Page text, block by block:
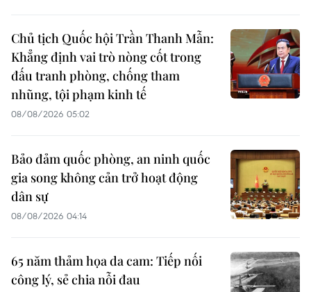
Chủ tịch Quốc hội Trần Thanh Mẫn:
Khẳng định vai trò nòng cốt trong
đấu tranh phòng, chống tham
nhũng, tội phạm kinh tế
08/08/2026 05:02
Bảo đảm quốc phòng, an ninh quốc
gia song không cản trở hoạt động
dân sự
08/08/2026 04:14
65 năm thảm họa da cam: Tiếp nối
công lý, sẻ chia nỗi đau